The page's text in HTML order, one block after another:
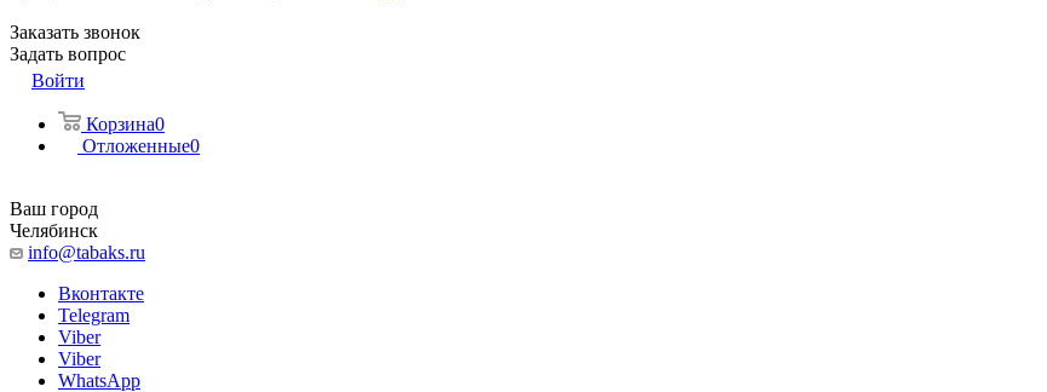
Заказать звонок
Задать вопрос
Войти
Корзина0
Отложенные0
Ваш город
Челябинск
info@tabaks.ru
Вконтакте
Telegram
Viber
Viber
WhatsApp